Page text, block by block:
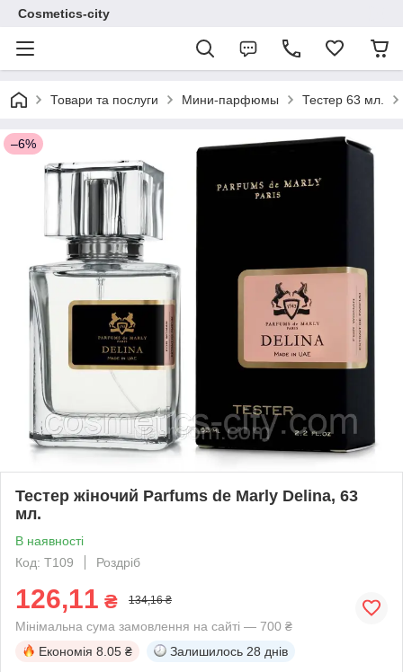
Cosmetics-city
Товари та послуги Мини-парфюмы Тестер 63 мл.
–6%
Тестер жіночий Parfums de Marly Delina, 63
мл.
В наявності
Код: T109
Роздріб
126,11 ₴ 134,16 ₴
Мінімальна сума замовлення на сайті — 700 ₴
Економія 8.05 ₴ Залишилось 28 днів